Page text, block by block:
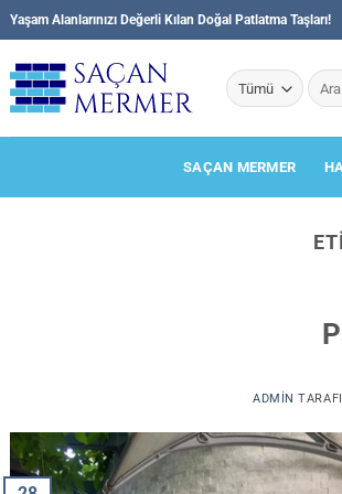
Yaşam Alanlarınızı Değerli Kılan Doğal Patlatma Taşları!
Ara:
SAÇAN MERMER
ADMIN